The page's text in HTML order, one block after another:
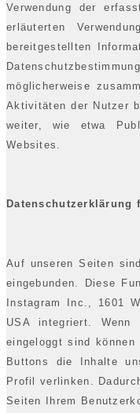
Verwendung der
erläuterten
bereitgestellten
möglicherweise
Aktivitäten der Nutzer
weiter, wie etwa
Websites.
Datenschutzerklärung
Auf unseren Seiten
eingebunden. Diese
Instagram Inc., 1601
USA integriert.
eingeloggt sind
Buttons die Inhalte
Profil verlinken.
Seiten Ihrem